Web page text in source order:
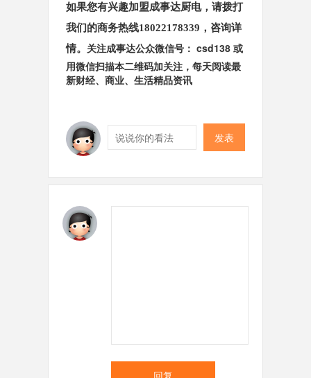
如果您有兴趣加盟成事达厨电，请拨打
我们的商务热线18022178339，咨询详
情。 关注成事达公众微信号： csd138 或
用微信扫描本二维码加关注，每天阅读最
新财经、商业、生活精品资讯
发表
回复